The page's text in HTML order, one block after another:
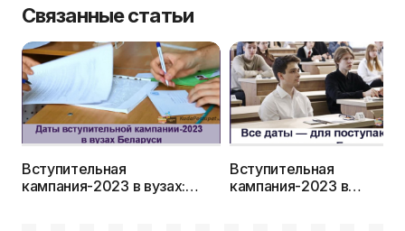
Связанные статьи
Вступительная
кампания-2023 в вузах:
Вступительная
кампания-2023 в